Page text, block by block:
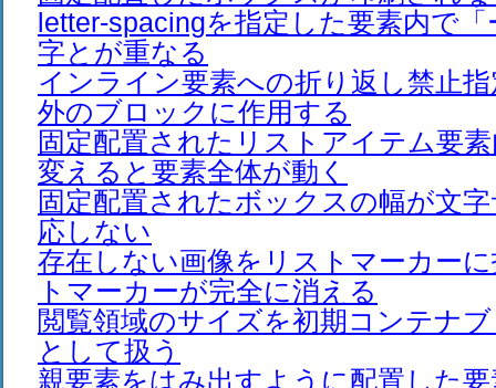
letter-spacingを指定した要素内で
字とが重なる
インライン要素への折り返し禁止
外のブロックに作用する
固定配置されたリストアイテム要
変えると要素全体が動く
固定配置されたボックスの幅が文
応しない
存在しない画像をリストマーカー
トマーカーが完全に消える
閲覧領域のサイズを初期コンテナ
として扱う
親要素をはみ出すように配置した